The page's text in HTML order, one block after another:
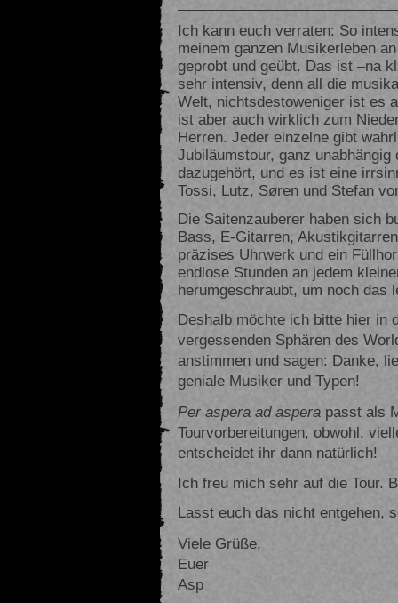
Ich kann euch verraten: So
meinem ganzen Musikerleben
geprobt und geübt. Das ist –na
sehr intensiv, denn all die
Welt, nichtsdestoweniger ist es
ist aber auch wirklich zum
Herren. Jeder einzelne gibt
Jubiläumstour, ganz
dazugehört, und es ist eine
Tossi, Lutz, Søren und Stefan
Die Saitenzauberer haben sich
Bass, E-Gitarren,
präzises Uhrwerk und ein
endlose Stunden an jedem
herumgeschraubt, um noch
Deshalb möchte ich bitte hier in
vergessenden Sphären des
anstimmen und sagen: Danke,
geniale Musiker und Typen!
Per aspera ad aspera passt als
Tourvorbereitungen, obwohl,
entscheidet ihr dann natürlich!
Ich freu mich sehr auf die Tour.
Lasst euch das nicht entgehen,
Viele Grüße,
Euer
Asp